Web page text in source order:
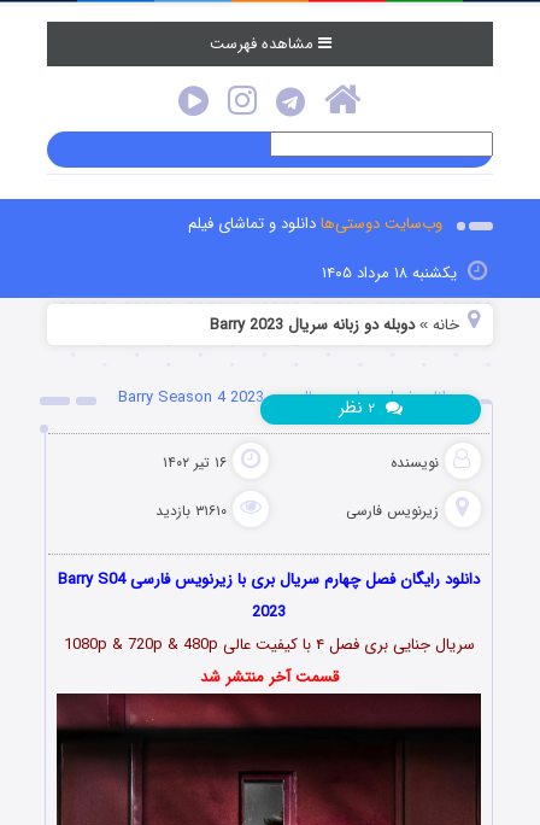
مشاهده فهرست
وب‌سایت دوستی‌هادانلود و تماشای فیلم
یکشنبه ۱۸ مرداد ۱۴۰۵
خانه »دوبله دو زبانه سریال Barry 2023
دانلود فصل چهارم سریال بری Barry Season 4 2023
نویسنده ۱۶ تیر ۱۴۰۲
زیرنویس فارسی ۳۱۶۱۰ بازدید
۲ نظر
دانلود رایگان فصل چهارم سریال بری با زیرنویس فارسی Barry S04
2023
سریال جنایی بری فصل ۴ با کیفیت عالی 1080p & 720p & 480p
قسمت آخر منتشر شد